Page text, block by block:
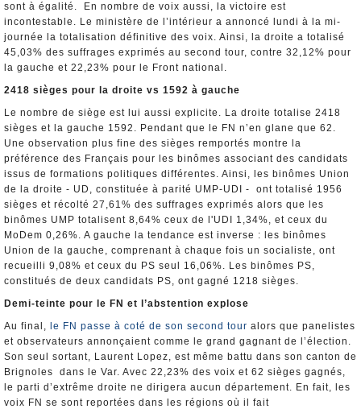
sont à égalité. En nombre de voix aussi, la victoire est
incontestable. Le ministère de l’intérieur a annoncé lundi à la mi-
journée la totalisation définitive des voix. Ainsi, la droite a totalisé
45,03% des suffrages exprimés au second tour, contre 32,12% pour
la gauche et 22,23% pour le Front national.
2418 sièges pour la droite vs 1592 à gauche
Le nombre de siège est lui aussi explicite. La droite totalise 2418
sièges et la gauche 1592. Pendant que le FN n’en glane que 62.
Une observation plus fine des sièges remportés montre la
préférence des Français pour les binômes associant des candidats
issus de formations politiques différentes. Ainsi, les binômes Union
de la droite - UD, constituée à parité UMP-UDI - ont totalisé 1956
sièges et récolté 27,61% des suffrages exprimés alors que les
binômes UMP totalisent 8,64% ceux de l'UDI 1,34%, et ceux du
MoDem 0,26%. A gauche la tendance est inverse : les binômes
Union de la gauche, comprenant à chaque fois un socialiste, ont
recueilli 9,08% et ceux du PS seul 16,06%. Les binômes PS,
constitués de deux candidats PS, ont gagné 1218 sièges.
Demi-teinte pour le FN et l’abstention explose
Au final,
le FN passe à coté de son second tour alors que panelistes
et observateurs annonçaient comme le grand gagnant de l’élection.
Son seul sortant, Laurent Lopez, est même battu dans son canton de
Brignoles dans le Var. Avec 22,23% des voix et 62 sièges gagnés,
le parti d’extrême droite ne dirigera aucun département. En fait, les
voix FN se sont reportées dans les régions où il fait